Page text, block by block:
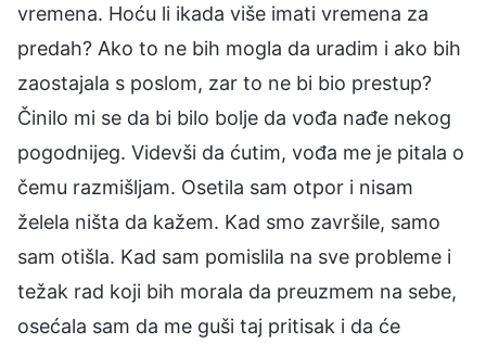
vremena. Hoću li ikada više imati vremena za
predah? Ako to ne bih mogla da uradim i ako bih
zaostajala s poslom, zar to ne bi bio prestup?
Činilo mi se da bi bilo bolje da vođa nađe nekog
pogodnijeg. Videvši da ćutim, vođa me je pitala o
čemu razmišljam. Osetila sam otpor i nisam
želela ništa da kažem. Kad smo završile, samo
sam otišla. Kad sam pomislila na sve probleme i
težak rad koji bih morala da preuzmem na sebe,
osećala sam da me guši taj pritisak i da će